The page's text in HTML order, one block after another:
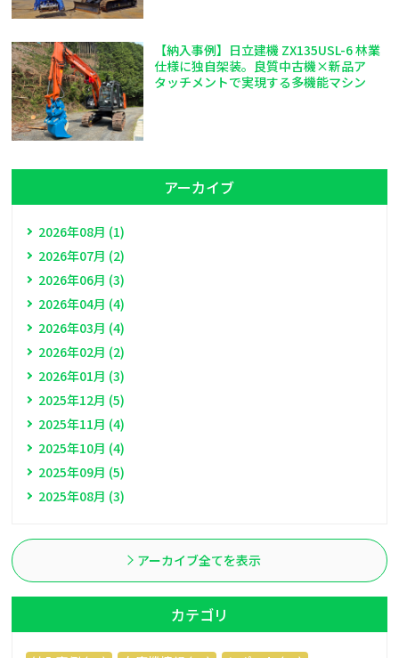
【納入事例】日立建機 ZX135USL-6 林業
仕様に独自架装。良質中古機×新品ア
タッチメントで実現する多機能マシン
アーカイブ
2026年08月 (1)
2026年07月 (2)
2026年06月 (3)
2026年04月 (4)
2026年03月 (4)
2026年02月 (2)
2026年01月 (3)
2025年12月 (5)
2025年11月 (4)
2025年10月 (4)
2025年09月 (5)
2025年08月 (3)
アーカイブ全てを表示
カテゴリ